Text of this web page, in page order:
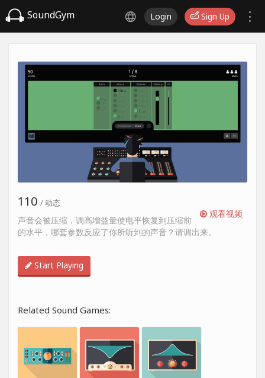
SoundGym Login Sign Up
观看视频
110 / 动态
声音会被压缩，调高增益量使电平恢复到压缩前
的水平，哪套参数反应了你所听到的声音？请调出来。
Start Playing
Related Sound Games: